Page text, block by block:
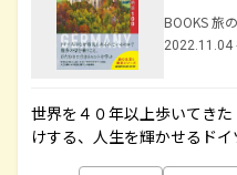
BOOKS 旅
2022.11.04
世界を４０年以上歩いてき
けする、人生を輝かせるド